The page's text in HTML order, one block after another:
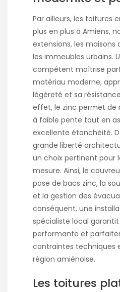
Par ailleurs, les toitures
plus en plus à Amiens,
extensions, les
les immeubles urbains.
compétent maîtrise
matériau moderne,
légèreté et sa
effet, le zinc permet de
à faible pente tout en
excellente étanchéité.
grande liberté
un choix pertinent pour
mesure. Ainsi, le
pose de bacs zinc, la
et la gestion des
conséquent, une
spécialiste local
performante et
contraintes techniques
région amiénoise.
Les toitures